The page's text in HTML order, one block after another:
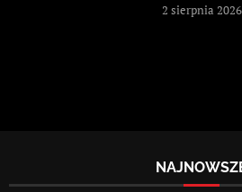
2 sierpnia 2026